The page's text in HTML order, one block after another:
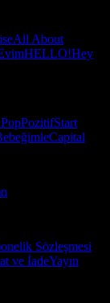
All About
HELLO!Hey
PozitifStart
Capital
Sözleşmesi
ve İadeYayın